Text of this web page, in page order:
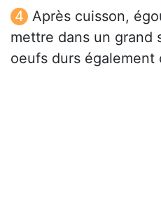
Après cuisson,
mettre dans un grand
oeufs durs également